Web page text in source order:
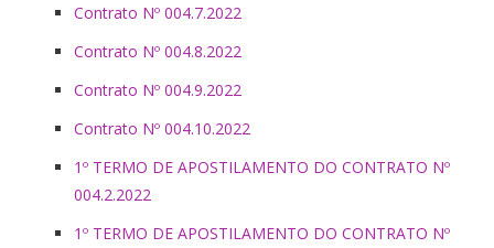
Contrato Nº 004.7.2022
Contrato Nº 004.8.2022
Contrato Nº 004.9.2022
Contrato Nº 004.10.2022
1º TERMO DE APOSTILAMENTO DO CONTRATO Nº
004.2.2022
1º TERMO DE APOSTILAMENTO DO CONTRATO Nº